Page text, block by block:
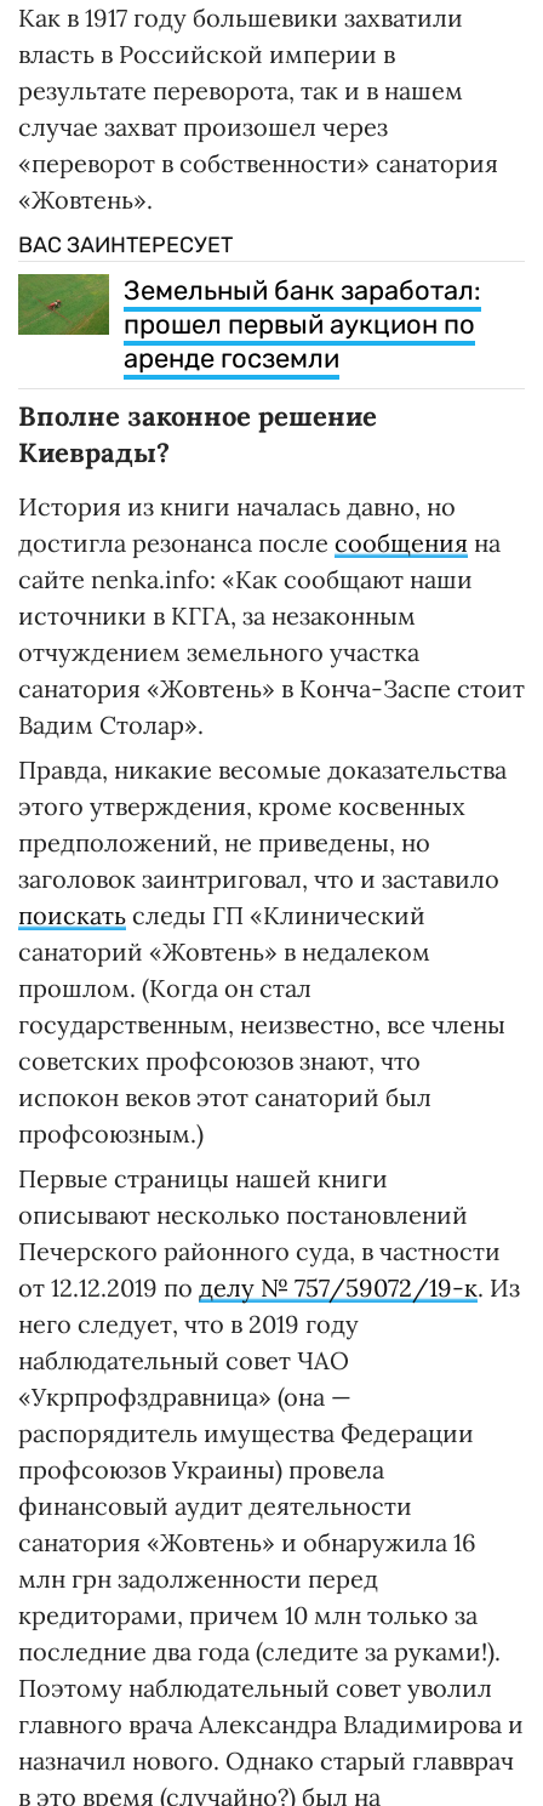
Как в 1917 году большевики захватили
власть в Российской империи в
результате переворота, так и в нашем
случае захват произошел через
«переворот в собственности» санатория
«Жовтень».
ВАС ЗАИНТЕРЕСУЕТ
Земельный банк заработал:
прошел первый аукцион по
аренде госземли
Вполне законное решение
Киеврады?
История из книги началась давно, но
достигла резонанса после сообщения на
сайте nenka.info: «Как сообщают наши
источники в КГГА, за незаконным
отчуждением земельного участка
санатория «Жовтень» в Конча-Заспе стоит
Вадим Столар».
Правда, никакие весомые доказательства
этого утверждения, кроме косвенных
предположений, не приведены, но
заголовок заинтриговал, что и заставило
поискать следы ГП «Клинический
санаторий «Жовтень» в недалеком
прошлом. (Когда он стал
государственным, неизвестно, все члены
советских профсоюзов знают, что
испокон веков этот санаторий был
профсоюзным.)
Первые страницы нашей книги
описывают несколько постановлений
Печерского районного суда, в частности
от 12.12.2019 по делу № 757/59072/19-к. Из
него следует, что в 2019 году
наблюдательный совет ЧАО
«Укрпрофздравница» (она —
распорядитель имущества Федерации
профсоюзов Украины) провела
финансовый аудит деятельности
санатория «Жовтень» и обнаружила 16
млн грн задолженности перед
кредиторами, причем 10 млн только за
последние два года (следите за руками!).
Поэтому наблюдательный совет уволил
главного врача Александра Владимирова и
назначил нового. Однако старый главврач
в это время (случайно?) был на